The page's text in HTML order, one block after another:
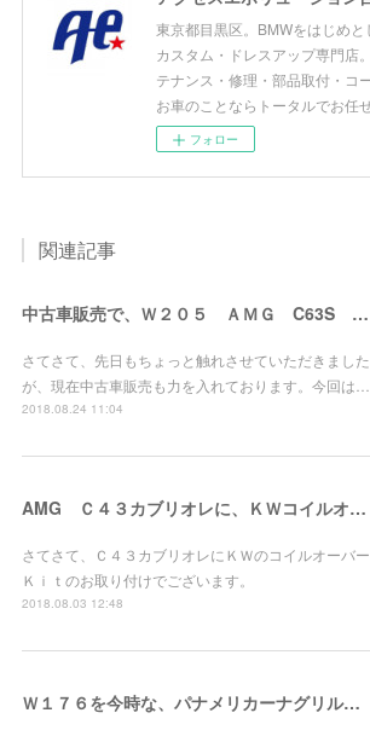
東京都目黒区。BMWをはじめ
カスタム・ドレスアップ専門店
テナンス・修理・部品取付・コ
お車のことならトータルでお任
フォロー
関連記事
中古車販売で、Ｗ２０５ ＡＭＧ C63S ｴﾃﾞｨｼｮﾝ１をご納車いたしました。
さてさて、先日もちょっと触れさせていただきました
が、現在中古車販売も力を入れております。今回は…
2018.08.24 11:04
AMG Ｃ４３カブリオレに、ＫＷコイルオーバーＫｉｔお取り付け！
さてさて、Ｃ４３カブリオレにＫＷのコイルオーバー
Ｋｉｔのお取り付けでございます。
2018.08.03 12:48
Ｗ１７６を今時な、パナメリカーナグリルに！